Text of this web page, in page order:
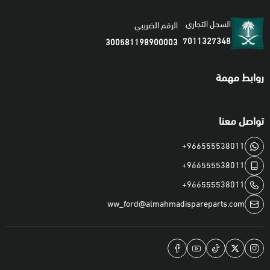
السجل التجاري
7011327348
الرقم الضريبي
300581198900003
روابط مهمة
تواصل معنا
+966555538011
+966555538011
+966555538011
ww_ford@almahmadispareparts.com